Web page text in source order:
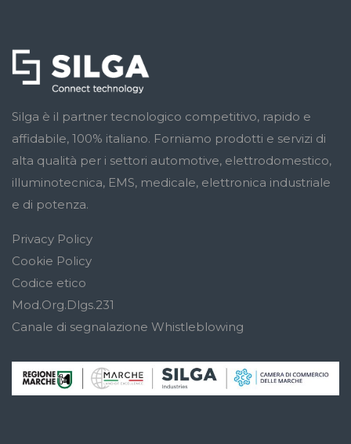
Silga è il partner tecnologico competitivo, rapido e
affidabile, 100% italiano. Forniamo prodotti e servizi di
alta qualità per i settori automotive, elettrodomestico,
illuminotecnica, EMS, medicale, elettronica industriale
e di potenza.
Privacy Policy
Cookie Policy
Codice etico
Mod.Org.Dlgs.231
Canale di segnalazione Whistleblowing